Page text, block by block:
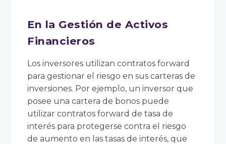
En la Gestión de Activos
Financieros
Los inversores utilizan contratos forward
para gestionar el riesgo en sus carteras de
inversiones. Por ejemplo, un inversor que
posee una cartera de bonos puede
utilizar contratos forward de tasa de
interés para protegerse contra el riesgo
de aumento en las tasas de interés, que